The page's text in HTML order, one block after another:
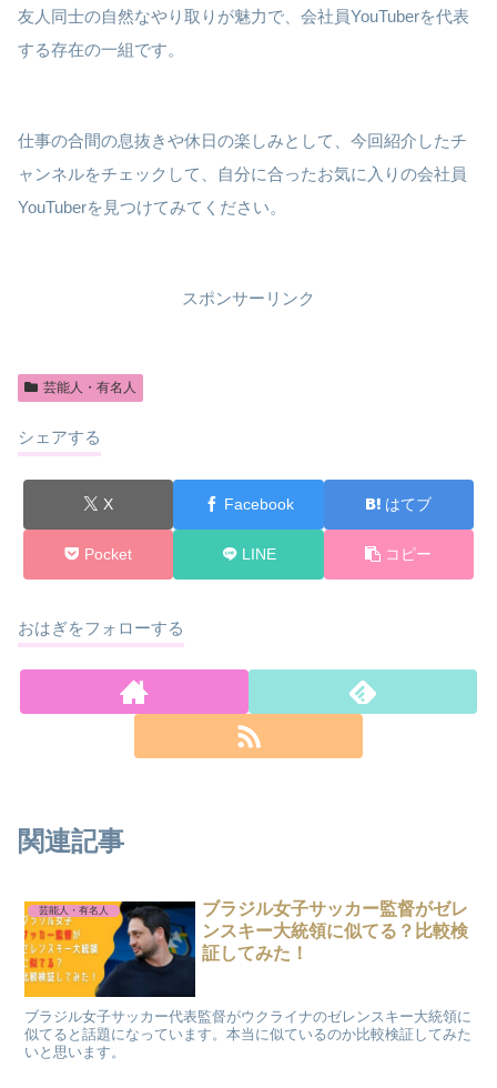
友人同士の自然なやり取りが魅力で、会社員YouTuberを代表
する存在の一組です。
仕事の合間の息抜きや休日の楽しみとして、今回紹介したチ
ャンネルをチェックして、自分に合ったお気に入りの会社員
YouTuberを見つけてみてください。
スポンサーリンク
芸能人・有名人
シェアする
X Facebook はてブ
Pocket LINE コピー
おはぎをフォローする
関連記事
芸能人・有名人
ブラジル女子サッカー監督がゼレ
ンスキー大統領に似てる？比較検
証してみた！
ブラジル女子サッカー代表監督がウクライナのゼレンスキー大統領に
似てると話題になっています。本当に似ているのか比較検証してみた
いと思います。